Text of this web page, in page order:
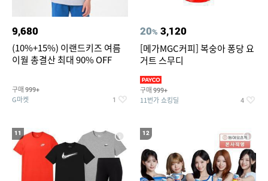
9,680
(10%+15%) 이랜드키즈 여름
이월 총결산 최대 90% OFF
구매 999+
G마켓 1
20% 3,120
[메가MGC커피] 복숭아 퐁당 요
거트 스무디
구매 999+
11번가 쇼킹딜 4
11 12